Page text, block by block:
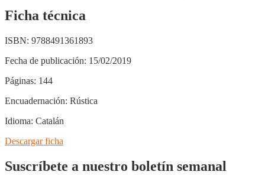
Ficha técnica
ISBN: 9788491361893
Fecha de publicación: 15/02/2019
Páginas: 144
Encuadernación: Rústica
Idioma: Catalán
Descargar ficha
Suscríbete a nuestro boletín semanal